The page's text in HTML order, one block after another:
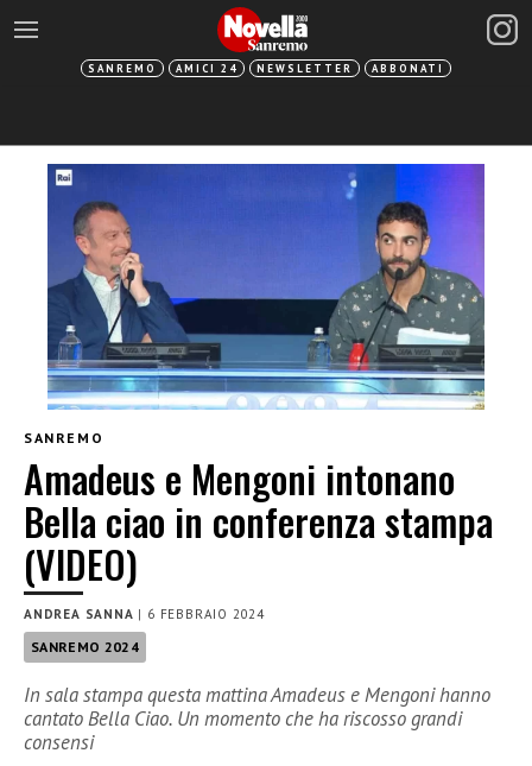
SANREMO AMICI 24 NEWSLETTER ABBONATI
SANREMO
Amadeus e Mengoni intonano
Bella ciao in conferenza stampa
(VIDEO)
ANDREA SANNA | 6 FEBBRAIO 2024
SANREMO 2024
In sala stampa questa mattina Amadeus e Mengoni hanno
cantato Bella Ciao. Un momento che ha riscosso grandi
consensi